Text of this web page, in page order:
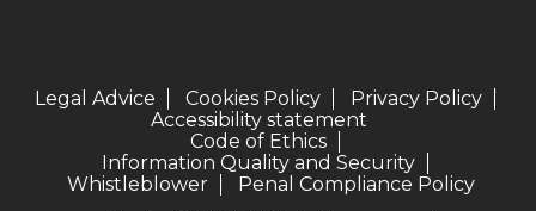
Legal Advice Cookies Policy
Privacy Policy
Accessibility statement
Code of Ethics
Information Quality and Security
Whistleblower
Penal Compliance Policy